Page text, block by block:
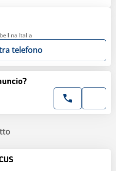
Italia
telefono